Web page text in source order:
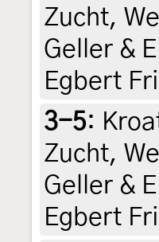
Zucht,
Geller &
Egbert
3-5:
Zucht,
Geller &
Egbert